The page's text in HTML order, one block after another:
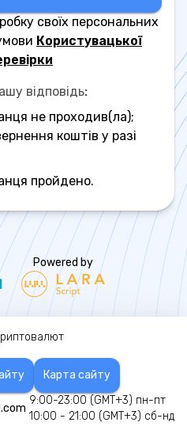
своїх персональних
Користувацької
відповідь:
не проходив(ла);
коштів у разі
пройдено.
Powered by
Карта сайту
9:00-23:00 (GMT+3) пн-пт
10:00 - 21:00 (GMT+3) сб-нд